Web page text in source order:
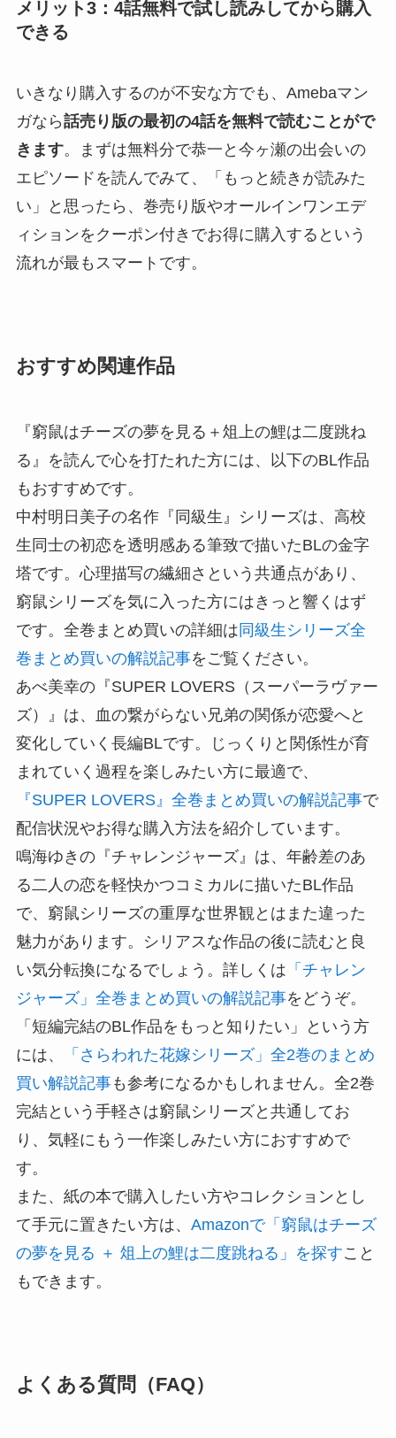
メリット3：4話無料で試し読みしてから購入
できる
いきなり購入するのが不安な方でも、Amebaマン
ガなら話売り版の最初の4話を無料で読むことがで
きます。まずは無料分で恭一と今ヶ瀬の出会いの
エピソードを読んでみて、「もっと続きが読みた
い」と思ったら、巻売り版やオールインワンエデ
ィションをクーポン付きでお得に購入するという
流れが最もスマートです。
おすすめ関連作品
『窮鼠はチーズの夢を見る＋俎上の鯉は二度跳ね
る』を読んで心を打たれた方には、以下のBL作品
もおすすめです。
中村明日美子の名作『同級生』シリーズは、高校
生同士の初恋を透明感ある筆致で描いたBLの金字
塔です。心理描写の繊細さという共通点があり、
窮鼠シリーズを気に入った方にはきっと響くはず
です。全巻まとめ買いの詳細は 同級生シリーズ全
巻まとめ買いの解説記事をご覧ください。
あべ美幸の『SUPER LOVERS（スーパーラヴァー
ズ）』は、血の繋がらない兄弟の関係が恋愛へと
変化していく長編BLです。じっくりと関係性が育
まれていく過程を楽しみたい方に最適で、
『SUPER LOVERS』全巻まとめ買いの解説記事で
配信状況やお得な購入方法を紹介しています。
鳴海ゆきの『チャレンジャーズ』は、年齢差のあ
る二人の恋を軽快かつコミカルに描いたBL作品
で、窮鼠シリーズの重厚な世界観とはまた違った
魅力があります。シリアスな作品の後に読むと良
い気分転換になるでしょう。詳しくは 「チャレン
ジャーズ」全巻まとめ買いの解説記事をどうぞ。
「短編完結のBL作品をもっと知りたい」という方
には、
「さらわれた花嫁シリーズ」全2巻のまとめ
買い解説記事も参考になるかもしれません。全2巻
完結という手軽さは窮鼠シリーズと共通してお
り、気軽にもう一作楽しみたい方におすすめで
す。
また、紙の本で購入したい方やコレクションとし
て手元に置きたい方は、 Amazonで「窮鼠はチーズ
の夢を見る ＋ 俎上の鯉は二度跳ねる」を探すこと
もできます。
よくある質問（FAQ）